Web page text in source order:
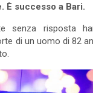
È successo a Bari.
senza risposta
di un uomo di 82